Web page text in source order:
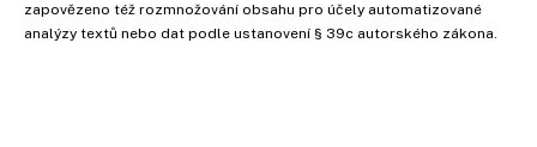
zapovězeno též rozmnožování obsahu pro účely automatizované
analýzy textů nebo dat podle ustanovení § 39c autorského zákona.